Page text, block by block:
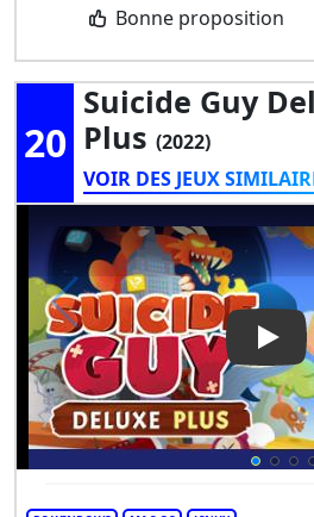
Bonne proposition
20
Suicide Guy
Plus (2022)
VOIR DES JEUX
Play